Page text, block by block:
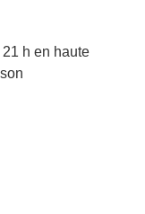
h en haute